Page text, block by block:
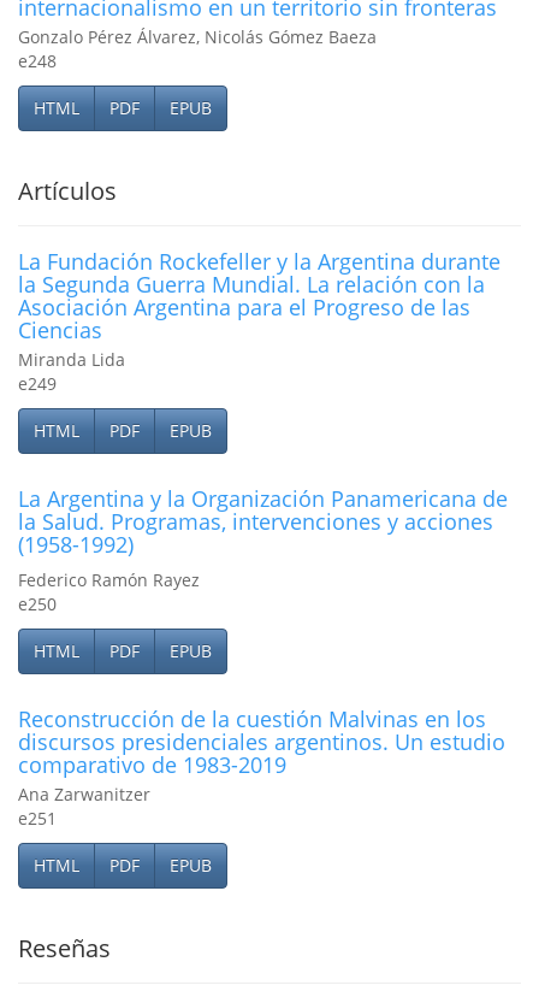
internacionalismo en un territorio sin fronteras
Gonzalo Pérez Álvarez, Nicolás Gómez Baeza
e248
HTML PDF EPUB
Artículos
La Fundación Rockefeller y la Argentina durante
la Segunda Guerra Mundial. La relación con la
Asociación Argentina para el Progreso de las
Ciencias
Miranda Lida
e249
HTML PDF EPUB
La Argentina y la Organización Panamericana de
la Salud. Programas, intervenciones y acciones
(1958-1992)
Federico Ramón Rayez
e250
HTML PDF EPUB
Reconstrucción de la cuestión Malvinas en los
discursos presidenciales argentinos. Un estudio
comparativo de 1983-2019
Ana Zarwanitzer
e251
HTML PDF EPUB
Reseñas